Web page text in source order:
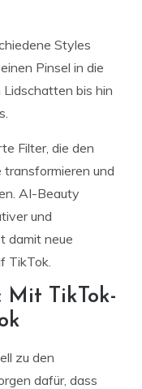
Styles
Pinsel in die
bis hin
Filter, die den
transformieren und
AI-Beauty
und
damit neue
TikTok.
Mit TikTok-
zu den
dafür, dass